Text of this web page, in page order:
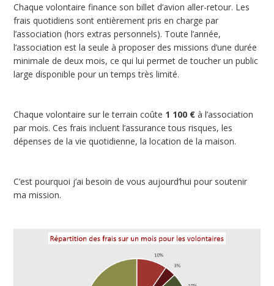
Chaque volontaire finance son billet d’avion aller-retour. Les
frais quotidiens sont entièrement pris en charge par
l’association (hors extras personnels). Toute l’année,
l’association est la seule à proposer des missions d’une durée
minimale de deux mois, ce qui lui permet de toucher un public
large disponible pour un temps très limité.
Chaque volontaire sur le terrain coûte 1 100 € à l’association
par mois. Ces frais incluent l’assurance tous risques, les
dépenses de la vie quotidienne, la location de la maison.
C’est pourquoi j’ai besoin de vous aujourd’hui pour soutenir
ma mission.